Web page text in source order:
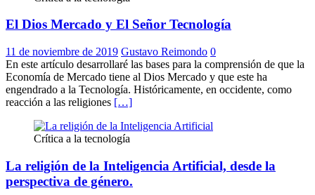
El Dios Mercado y El Señor Tecnología
11 de noviembre de 2019 Gustavo Reimondo 0
En este artículo desarrollaré las bases para la comprensión de que la
Economía de Mercado tiene al Dios Mercado y que este ha
engendrado a la Tecnología. Históricamente, en occidente, como
reacción a las religiones […]
Crítica a la tecnología
La religión de la Inteligencia Artificial, desde la
perspectiva de género.